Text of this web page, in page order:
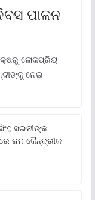
ପାଳନ
ଲୋକପ୍ରିୟ
ନେଇ
ସଇନୀଙ୍କ
ଜନ କୈନ୍ଦ୍ରୀକ